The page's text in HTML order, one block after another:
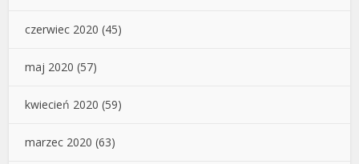
czerwiec 2020 (45)
maj 2020 (57)
kwiecień 2020 (59)
marzec 2020 (63)